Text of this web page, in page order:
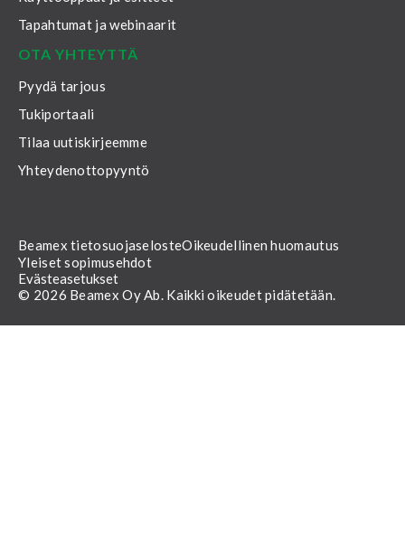
Tapahtumat ja webinaarit
OTA YHTEYTTÄ
Pyydä tarjous
Tukiportaali
Tilaa uutiskirjeemme
Yhteydenottopyyntö
© 2026 Beamex Oy Ab. Kaikki oikeudet pidätetään.
Beamex tietosuojaselosteOikeudellinen huomautus
Yleiset sopimusehdot
Evästeasetukset